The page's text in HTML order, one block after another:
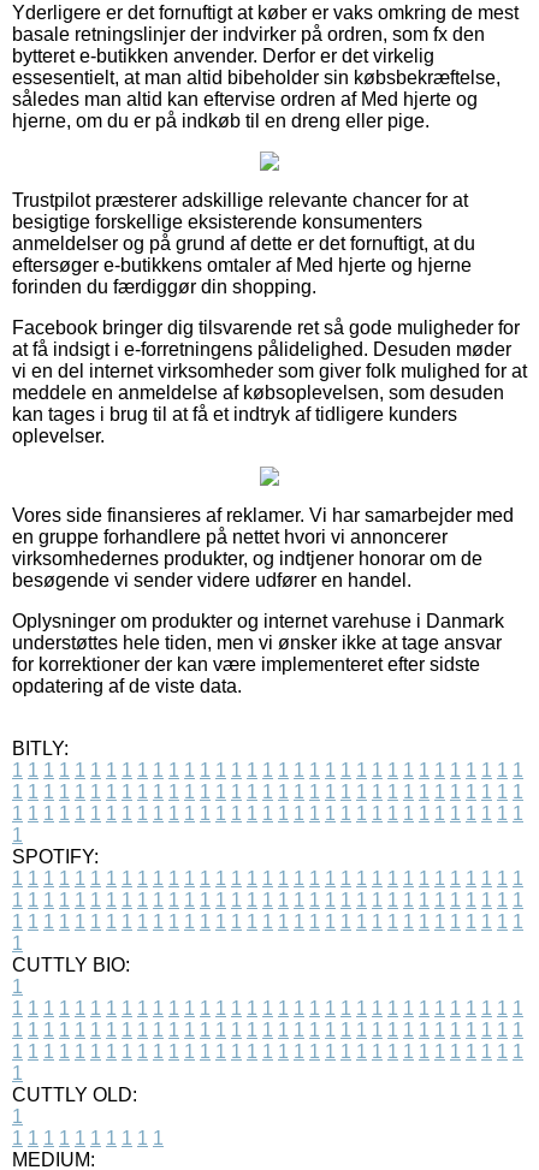
Yderligere er det fornuftigt at køber er vaks omkring de mest
basale retningslinjer der indvirker på ordren, som fx den
bytteret e-butikken anvender. Derfor er det virkelig
essesentielt, at man altid bibeholder sin købsbekræftelse,
således man altid kan eftervise ordren af Med hjerte og
hjerne, om du er på indkøb til en dreng eller pige.
Trustpilot præsterer adskillige relevante chancer for at
besigtige forskellige eksisterende konsumenters
anmeldelser og på grund af dette er det fornuftigt, at du
eftersøger e-butikkens omtaler af Med hjerte og hjerne
forinden du færdiggør din shopping.
Facebook bringer dig tilsvarende ret så gode muligheder for
at få indsigt i e-forretningens pålidelighed. Desuden møder
vi en del internet virksomheder som giver folk mulighed for at
meddele en anmeldelse af købsoplevelsen, som desuden
kan tages i brug til at få et indtryk af tidligere kunders
oplevelser.
Vores side finansieres af reklamer. Vi har samarbejder med
en gruppe forhandlere på nettet hvori vi annoncerer
virksomhedernes produkter, og indtjener honorar om de
besøgende vi sender videre udfører en handel.
Oplysninger om produkter og internet varehuse i Danmark
understøttes hele tiden, men vi ønsker ikke at tage ansvar
for korrektioner der kan være implementeret efter sidste
opdatering af de viste data.
BITLY:
1 1 1 1 1 1 1 1 1 1 1 1 1 1 1 1 1 1 1 1 1 1 1 1 1 1 1 1 1 1 1 1 1
1 1 1 1 1 1 1 1 1 1 1 1 1 1 1 1 1 1 1 1 1 1 1 1 1 1 1 1 1 1 1 1 1
1 1 1 1 1 1 1 1 1 1 1 1 1 1 1 1 1 1 1 1 1 1 1 1 1 1 1 1 1 1 1 1 1
1
SPOTIFY:
1 1 1 1 1 1 1 1 1 1 1 1 1 1 1 1 1 1 1 1 1 1 1 1 1 1 1 1 1 1 1 1 1
1 1 1 1 1 1 1 1 1 1 1 1 1 1 1 1 1 1 1 1 1 1 1 1 1 1 1 1 1 1 1 1 1
1 1 1 1 1 1 1 1 1 1 1 1 1 1 1 1 1 1 1 1 1 1 1 1 1 1 1 1 1 1 1 1 1
1
CUTTLY BIO:
1
1 1 1 1 1 1 1 1 1 1 1 1 1 1 1 1 1 1 1 1 1 1 1 1 1 1 1 1 1 1 1 1 1
1 1 1 1 1 1 1 1 1 1 1 1 1 1 1 1 1 1 1 1 1 1 1 1 1 1 1 1 1 1 1 1 1
1 1 1 1 1 1 1 1 1 1 1 1 1 1 1 1 1 1 1 1 1 1 1 1 1 1 1 1 1 1 1 1 1
1
CUTTLY OLD:
1
1 1 1 1 1 1 1 1 1 1
MEDIUM: